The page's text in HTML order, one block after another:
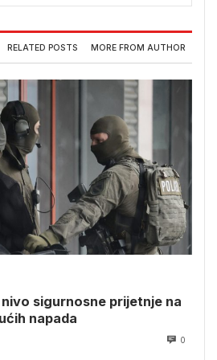
RELATED POSTS MORE FROM AUTHOR
sigurnosne prijetnje na
napada
0